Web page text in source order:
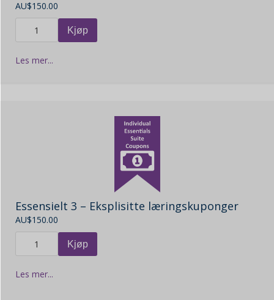
AU$150.00
Kjøp
Les mer...
Essensielt 3 – Eksplisitte læringskuponger
AU$150.00
Kjøp
Les mer...